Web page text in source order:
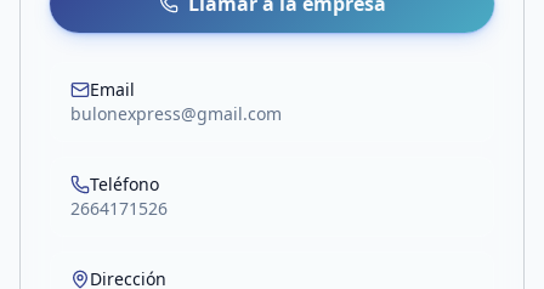
Email
bulonexpress@gmail.com
Teléfono
2664171526
Dirección